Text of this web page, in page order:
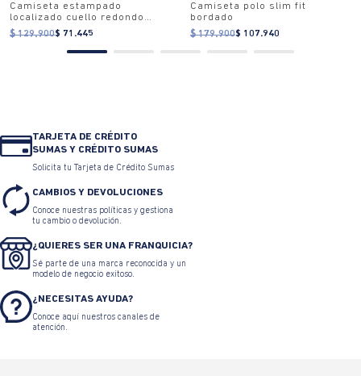
Camiseta estampado
localizado cuello redondo
para mujer
$ 129.900$ 71.445
Camiseta polo slim fit
bordado
$ 179.900$ 107.940
TARJETA DE CRÉDITO
SUMAS Y CRÉDITO SUMAS
Solicita tu Tarjeta de Crédito Sumas
CAMBIOS Y DEVOLUCIONES
Conoce nuestras políticas y gestiona
tu cambio o devolución.
¿QUIERES SER UNA FRANQUICIA?
Sé parte de una marca reconocida y un
modelo de negocio exitoso.
¿NECESITAS AYUDA?
Conoce aquí nuestros canales de
atención.